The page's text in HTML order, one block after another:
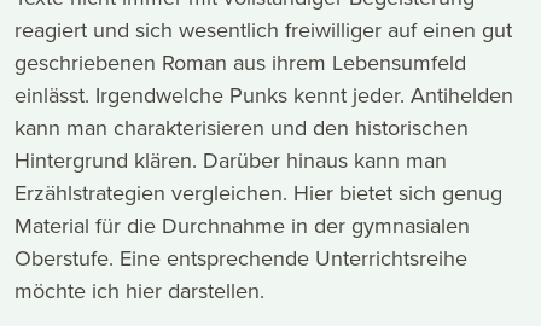
reagiert und sich wesentlich freiwilliger auf einen gut
geschriebenen Roman aus ihrem Lebensumfeld
einlässt. Irgendwelche Punks kennt jeder. Antihelden
kann man charakterisieren und den historischen
Hintergrund klären. Darüber hinaus kann man
Erzählstrategien vergleichen. Hier bietet sich genug
Material für die Durchnahme in der gymnasialen
Oberstufe. Eine entsprechende Unterrichtsreihe
möchte ich hier darstellen.